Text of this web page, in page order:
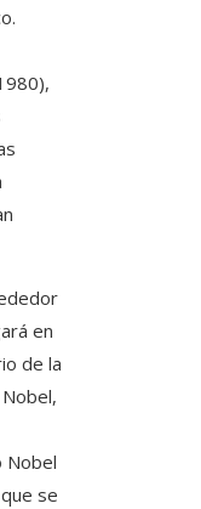
en
de la
Nobel
se